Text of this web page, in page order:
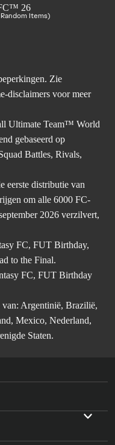
Items)
Zie
disclaimers voor meer
Ultimate Team™ World
gebaseerd op
Battles, Rivals,
eerste distributie van
om alle 6000 FC-
2026 verzilvert,
FC, FUT Birthday,
to the Final.
FC, FUT Birthday
van: Argentinië, Brazilië,
Mexico, Nederland,
Staten.